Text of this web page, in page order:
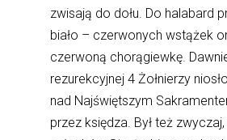
zwisają do dołu. Do halabard
biało – czerwonych wstążek
czerwoną chorągiewkę.
rezurekcyjnej 4 Żołnierzy
nad Najświętszym
przez księdza. Był też